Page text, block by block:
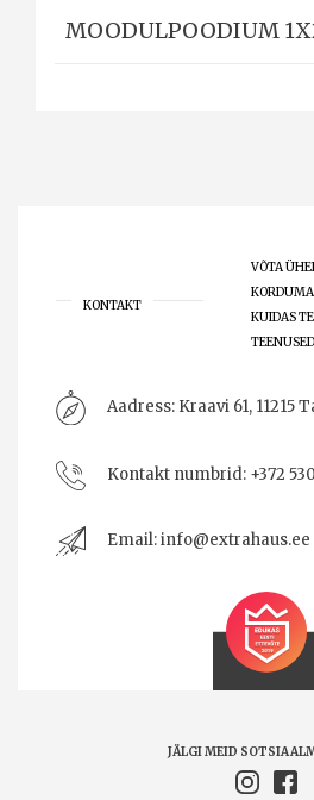
MOODULPOODIUM
KONTAKT
VÕTA
KUIDAS
TEENUSED
Aadress: Kraavi 61, 11215
Kontakt numbrid: +372
Email:info@extrahaus.ee
JÄLGI MEID